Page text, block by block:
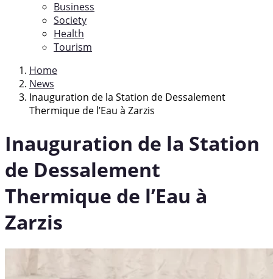
Business
Society
Health
Tourism
Home
News
Inauguration de la Station de Dessalement
Thermique de l’Eau à Zarzis
Inauguration de la Station
de Dessalement
Thermique de l’Eau à
Zarzis